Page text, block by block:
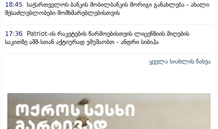
18:45 საქართველოს ბანკის მობილბანკის მორიგი განახლება - ახალი
შესაძლებლობები მომხმარებლებისთვის
17:36
Patriot-ის რაკეტების წარმოებისთვის ლიცენზიის მიღების
საკითზე აშშ-სთან აქტიურად ვმუშაობთ - ანდრი სიბიჰა
ყველა სიახლის ნახვა